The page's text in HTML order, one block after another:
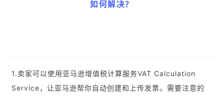
如何解决？
1.卖家可以使用亚马逊增值税计算服务VAT Calculation
Service，让亚马逊帮你自动创建和上传发票。需要注意的